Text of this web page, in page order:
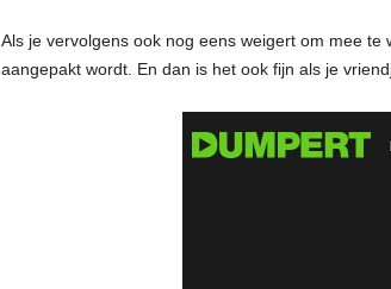
Als je vervolgens ook nog eens weigert om mee
aangepakt wordt. En dan is het ook fijn als je